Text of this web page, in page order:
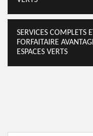
SERVICES COMPLETS
FORFAITAIRE
ESPACES VERTS